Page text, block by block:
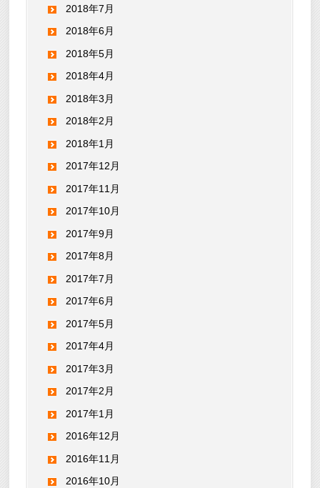
2018年7月
2018年6月
2018年5月
2018年4月
2018年3月
2018年2月
2018年1月
2017年12月
2017年11月
2017年10月
2017年9月
2017年8月
2017年7月
2017年6月
2017年5月
2017年4月
2017年3月
2017年2月
2017年1月
2016年12月
2016年11月
2016年10月